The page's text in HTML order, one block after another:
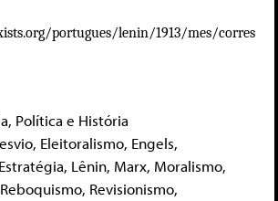
portugues/lenin/1913/mes/corres
, Política e História
, Eleitoralismo, Engels,
Estratégia, Lênin, Marx, Moralismo,
Reboquismo, Revisionismo,